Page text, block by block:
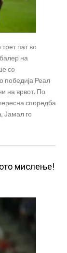
пат во
на
со
победија Реал
на врвот. По
споредба
Јамал го
мислење!